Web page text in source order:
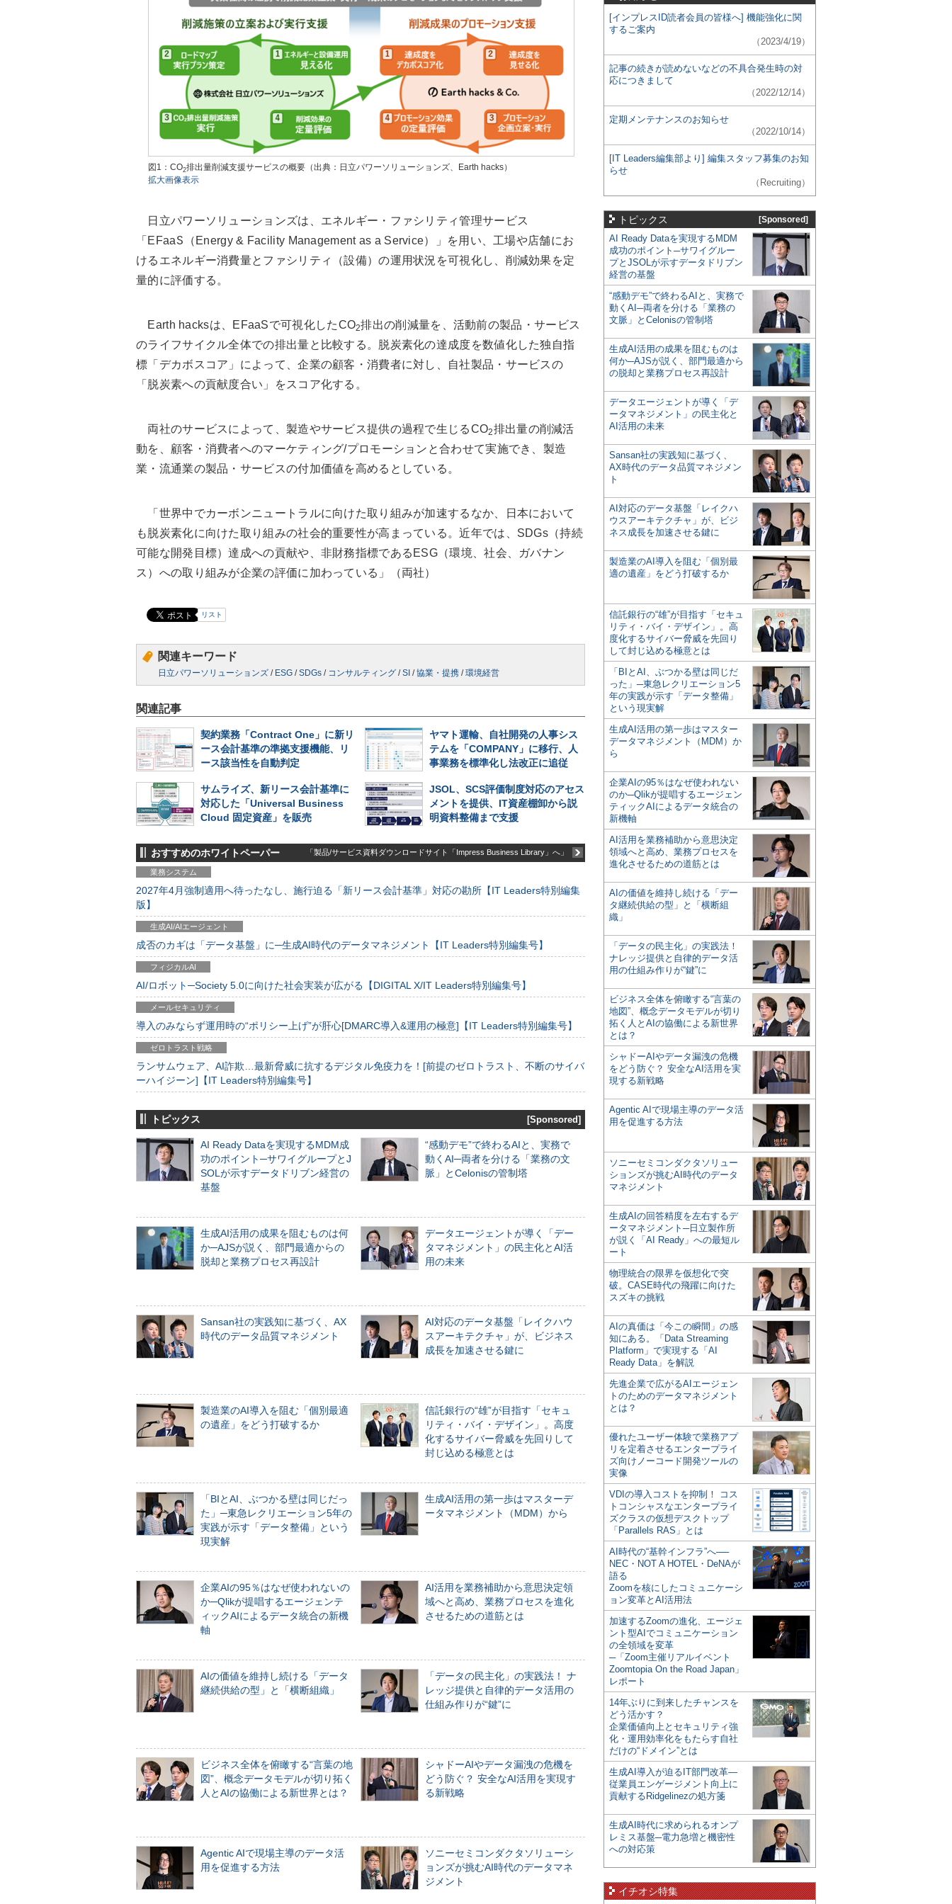
図1：CO2排出量削減支援サービスの概要（出典：日立パワーソリューションズ、Earth hacks）
拡大画像表示
日立パワーソリューションズは、エネルギー・ファシリティ管理サービス
「EFaaS（Energy & Facility Management as a Service）」を用い、工場や店舗にお
けるエネルギー消費量とファシリティ（設備）の運用状況を可視化し、削減効果を定
量的に評価する。
Earth hacksは、EFaaSで可視化したCO2排出の削減量を、活動前の製品・サービス
のライフサイクル全体での排出量と比較する。脱炭素化の達成度を数値化した独自指
標「デカボスコア」によって、企業の顧客・消費者に対し、自社製品・サービスの
「脱炭素への貢献度合い」をスコア化する。
両社のサービスによって、製造やサービス提供の過程で生じるCO2排出量の削減活
動を、顧客・消費者へのマーケティング/プロモーションと合わせて実施でき、製造
業・流通業の製品・サービスの付加価値を高めるとしている。
「世界中でカーボンニュートラルに向けた取り組みが加速するなか、日本において
も脱炭素化に向けた取り組みの社会的重要性が高まっている。近年では、SDGs（持続
可能な開発目標）達成への貢献や、非財務指標であるESG（環境、社会、ガバナン
ス）への取り組みが企業の評価に加わっている」（両社）
リスト
関連キーワード
日立パワーソリューションズ / ESG /SDGs / コンサルティング /SI /協業・提携 /環境経営
関連記事
契約業務「Contract One」に新リ
ース会計基準の準拠支援機能、リ
ース該当性を自動判定
ヤマト運輸、自社開発の人事シス
テムを「COMPANY」に移行、人
事業務を標準化し法改正に追従
サムライズ、新リース会計基準に
対応した「Universal Business
Cloud 固定資産」を販売
JSOL、SCS評価制度対応のアセス
メントを提供、IT資産棚卸から説
明資料整備まで支援
おすすめのホワイトペーパー 「製品/サービス資料ダウンロードサイト「Impress Business Library」へ」
業務システム
2027年4月強制適用へ待ったなし、施行迫る「新リース会計基準」対応の勘所【IT Leaders特別編集
版】
生成AI/AIエージェント
成否のカギは「データ基盤」に─生成AI時代のデータマネジメント【IT Leaders特別編集号】
フィジカルAI
AI/ロボット─Society 5.0に向けた社会実装が広がる【DIGITAL X/IT Leaders特別編集号】
メールセキュリティ
導入のみならず運用時の“ポリシー上げ”が肝心[DMARC導入&運用の極意]【IT Leaders特別編集号】
ゼロトラスト戦略
ランサムウェア、AI詐欺…最新脅威に抗するデジタル免疫力を！[前提のゼロトラスト、不断のサイバ
ーハイジーン]【IT Leaders特別編集号】
トピックス [Sponsored]
AI Ready Dataを実現するMDM成
功のポイント─サワイグループとJ
SOLが示すデータドリブン経営の
基盤
“感動デモ”で終わるAIと、実務で
動くAI─両者を分ける「業務の文
脈」とCelonisの管制塔
生成AI活用の成果を阻むものは何
か─AJSが説く、部門最適からの
脱却と業務プロセス再設計
データエージェントが導く「デー
タマネジメント」の民主化とAI活
用の未来
Sansan社の実践知に基づく、AX
時代のデータ品質マネジメント
AI対応のデータ基盤「レイクハウ
スアーキテクチャ」が、ビジネス
成長を加速させる鍵に
製造業のAI導入を阻む「個別最適
の遺産」をどう打破するか
信託銀行の“雄”が目指す「セキュ
リティ・バイ・デザイン」。高度
化するサイバー脅威を先回りして
封じ込める極意とは
「BIとAI、ぶつかる壁は同じだっ
た」─東急レクリエーション5年の
実践が示す「データ整備」という
現実解
生成AI活用の第一歩はマスターデ
ータマネジメント（MDM）から
企業AIの95％はなぜ使われないの
か─Qlikが提唱するエージェンテ
ィックAIによるデータ統合の新機
軸
AI活用を業務補助から意思決定領
域へと高め、業務プロセスを進化
させるための道筋とは
AIの価値を維持し続ける「データ
継続供給の型」と「横断組織」
「データの民主化」の実践法！ ナ
レッジ提供と自律的データ活用の
仕組み作りが“鍵”に
ビジネス全体を俯瞰する“言葉の地
図”、概念データモデルが切り拓く
人とAIの協働による新世界とは？
シャドーAIやデータ漏洩の危機を
どう防ぐ？ 安全なAI活用を実現す
る新戦略
Agentic AIで現場主導のデータ活
用を促進する方法
ソニーセミコンダクタソリューシ
ョンズが挑むAI時代のデータマネ
ジメント
[インプレスID読者会員の皆様へ] 機能強化に関
するご案内
（2023/4/19）
記事の続きが読めないなどの不具合発生時の対
応につきまして
（2022/12/14）
定期メンテナンスのお知らせ
（2022/10/14）
[IT Leaders編集部より] 編集スタッフ募集のお知
らせ
（Recruiting）
トピックス [Sponsored]
AI Ready Dataを実現するMDM
成功のポイント─サワイグルー
プとJSOLが示すデータドリブン
経営の基盤
“感動デモ”で終わるAIと、実務で
動くAI─両者を分ける「業務の
文脈」とCelonisの管制塔
生成AI活用の成果を阻むものは
何か─AJSが説く、部門最適から
の脱却と業務プロセス再設計
データエージェントが導く「デ
ータマネジメント」の民主化と
AI活用の未来
Sansan社の実践知に基づく、
AX時代のデータ品質マネジメン
ト
AI対応のデータ基盤「レイクハ
ウスアーキテクチャ」が、ビジ
ネス成長を加速させる鍵に
製造業のAI導入を阻む「個別最
適の遺産」をどう打破するか
信託銀行の“雄”が目指す「セキュ
リティ・バイ・デザイン」。高
度化するサイバー脅威を先回り
して封じ込める極意とは
「BIとAI、ぶつかる壁は同じだ
った」─東急レクリエーション5
年の実践が示す「データ整備」
という現実解
生成AI活用の第一歩はマスター
データマネジメント（MDM）か
ら
企業AIの95％はなぜ使われない
のか─Qlikが提唱するエージェン
ティックAIによるデータ統合の
新機軸
AI活用を業務補助から意思決定
領域へと高め、業務プロセスを
進化させるための道筋とは
AIの価値を維持し続ける「デー
タ継続供給の型」と「横断組
織」
「データの民主化」の実践法！
ナレッジ提供と自律的データ活
用の仕組み作りが“鍵”に
ビジネス全体を俯瞰する“言葉の
地図”、概念データモデルが切り
拓く人とAIの協働による新世界
とは？
シャドーAIやデータ漏洩の危機
をどう防ぐ？ 安全なAI活用を実
現する新戦略
Agentic AIで現場主導のデータ活
用を促進する方法
ソニーセミコンダクタソリュー
ションズが挑むAI時代のデータ
マネジメント
生成AIの回答精度を左右するデ
ータマネジメント─日立製作所
が説く「AI Ready」への最短ル
ート
物理統合の限界を仮想化で突
破。CASE時代の飛躍に向けた
スズキの挑戦
AIの真価は「今この瞬間」の感
知にある。「Data Streaming
Platform」で実現する「AI
Ready Data」を解説
先進企業で広がるAIエージェン
トのためのデータマネジメント
とは？
優れたユーザー体験で業務アプ
リを定着させるエンタープライ
ズ向けノーコード開発ツールの
実像
VDIの導入コストを抑制！ コス
トコンシャスなエンタープライ
ズクラスの仮想デスクトップ
「Parallels RAS」とは
AI時代の“基幹インフラ”へ──
NEC・NOT A HOTEL・DeNAが
語る
Zoomを核にしたコミュニケーシ
ョン変革とAI活用法
加速するZoomの進化、エージェ
ント型AIでコミュニケーション
の全領域を変革
─「Zoom主催リアルイベント
Zoomtopia On the Road Japan」
レポート
14年ぶりに到来したチャンスを
どう活かす？
企業価値向上とセキュリティ強
化・運用効率化をもたらす自社
だけの“ドメイン”とは
生成AI導入が迫るIT部門改革―
従業員エンゲージメント向上に
貢献するRidgelinezの処方箋
生成AI時代に求められるオンプ
レミス基盤─電力急増と機密性
への対応策
イチオシ特集